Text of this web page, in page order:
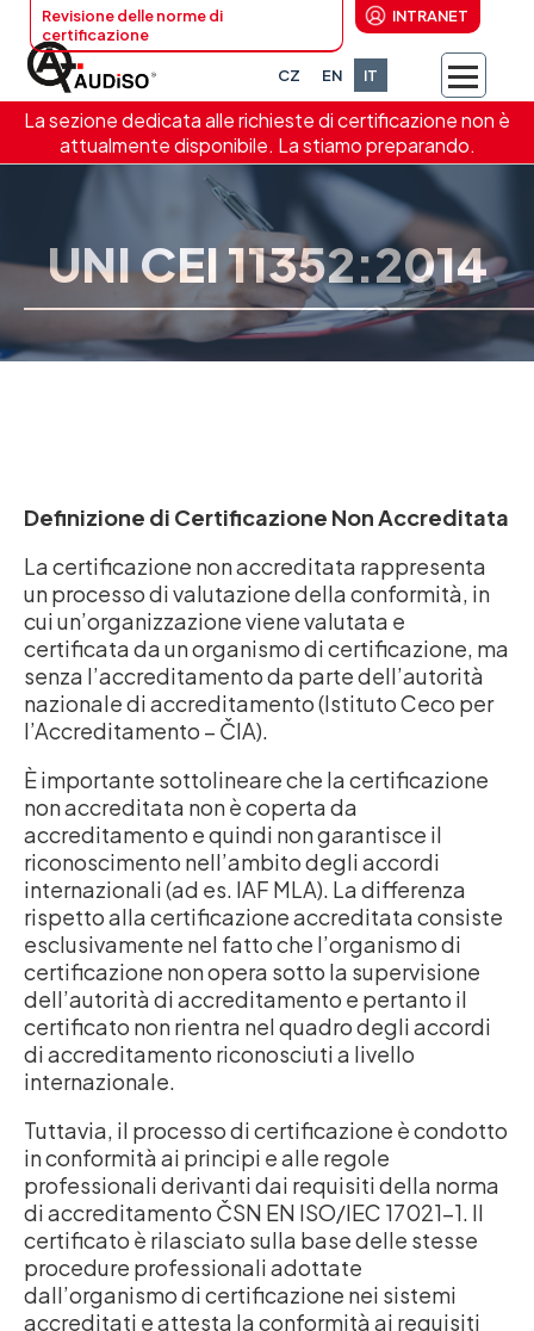
Revisione delle norme di
certificazione
INTRANET
CZ EN IT
La sezione dedicata alle richieste di certificazione non è
attualmente disponibile. La stiamo preparando.
UNI CEI 11352:2014
Definizione di Certificazione Non Accreditata
La certificazione non accreditata rappresenta
un processo di valutazione della conformità, in
cui un’organizzazione viene valutata e
certificata da un organismo di certificazione, ma
senza l’accreditamento da parte dell’autorità
nazionale di accreditamento (Istituto Ceco per
l’Accreditamento – ČIA).
È importante sottolineare che la certificazione
non accreditata non è coperta da
accreditamento e quindi non garantisce il
riconoscimento nell’ambito degli accordi
internazionali (ad es. IAF MLA). La differenza
rispetto alla certificazione accreditata consiste
esclusivamente nel fatto che l’organismo di
certificazione non opera sotto la supervisione
dell’autorità di accreditamento e pertanto il
certificato non rientra nel quadro degli accordi
di accreditamento riconosciuti a livello
internazionale.
Tuttavia, il processo di certificazione è condotto
in conformità ai principi e alle regole
professionali derivanti dai requisiti della norma
di accreditamento ČSN EN ISO/IEC 17021-1. Il
certificato è rilasciato sulla base delle stesse
procedure professionali adottate
dall’organismo di certificazione nei sistemi
accreditati e attesta la conformità ai requisiti